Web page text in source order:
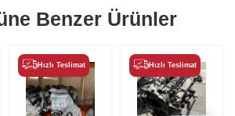
Benzer Ürünler
Hızlı Teslimat Hızlı Teslimat